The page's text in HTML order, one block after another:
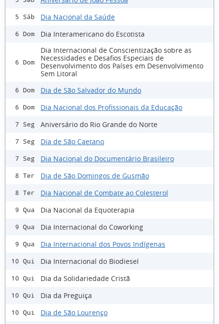
5 Sáb Dia Nacional da Saúde
6 Dom Dia Interamericano do Escotista
6 Dom
Dia Internacional de Conscientização sobre as
Necessidades e Desafios Especiais de
Desenvolvimento dos Países em Desenvolvimento
Sem Litoral
6 Dom Dia de São Salvador do Mundo
6 Dom Dia Nacional dos Profissionais da Educação
7 Seg Aniversário do Rio Grande do Norte
7 Seg Dia de São Caetano
7 Seg Dia Nacional do Documentário Brasileiro
8 Ter Dia de São Domingos de Gusmão
8 Ter Dia Nacional de Combate ao Colesterol
9 Qua Dia Nacional da Equoterapia
9 Qua Dia Internacional do Coworking
9 Qua Dia Internacional dos Povos Indígenas
10 Qui Dia Internacional do Biodiesel
10 Qui Dia da Solidariedade Cristã
10 Qui Dia da Preguiça
10 Qui Dia de São Lourenço